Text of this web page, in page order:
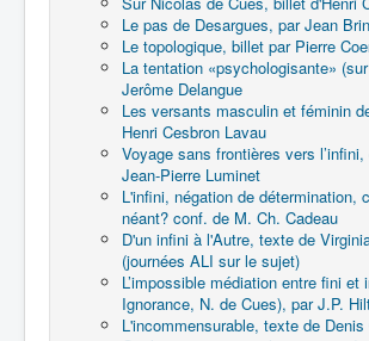
Le pas de Desargues, par Jean
Le topologique, billet par Pierre
La tentation «psychologisante»
Jerôme Delangue
Les versants masculin et féminin
Henri Cesbron Lavau
Voyage sans frontières vers
Jean-Pierre Luminet
L'infini, négation de détermination,
néant? conf. de M. Ch. Cadeau
D'un infini à l'Autre, texte de
(journées ALI sur le sujet)
L’impossible médiation entre fini et
Ignorance, N. de Cues), par J.P.
L'incommensurable, texte de Denis